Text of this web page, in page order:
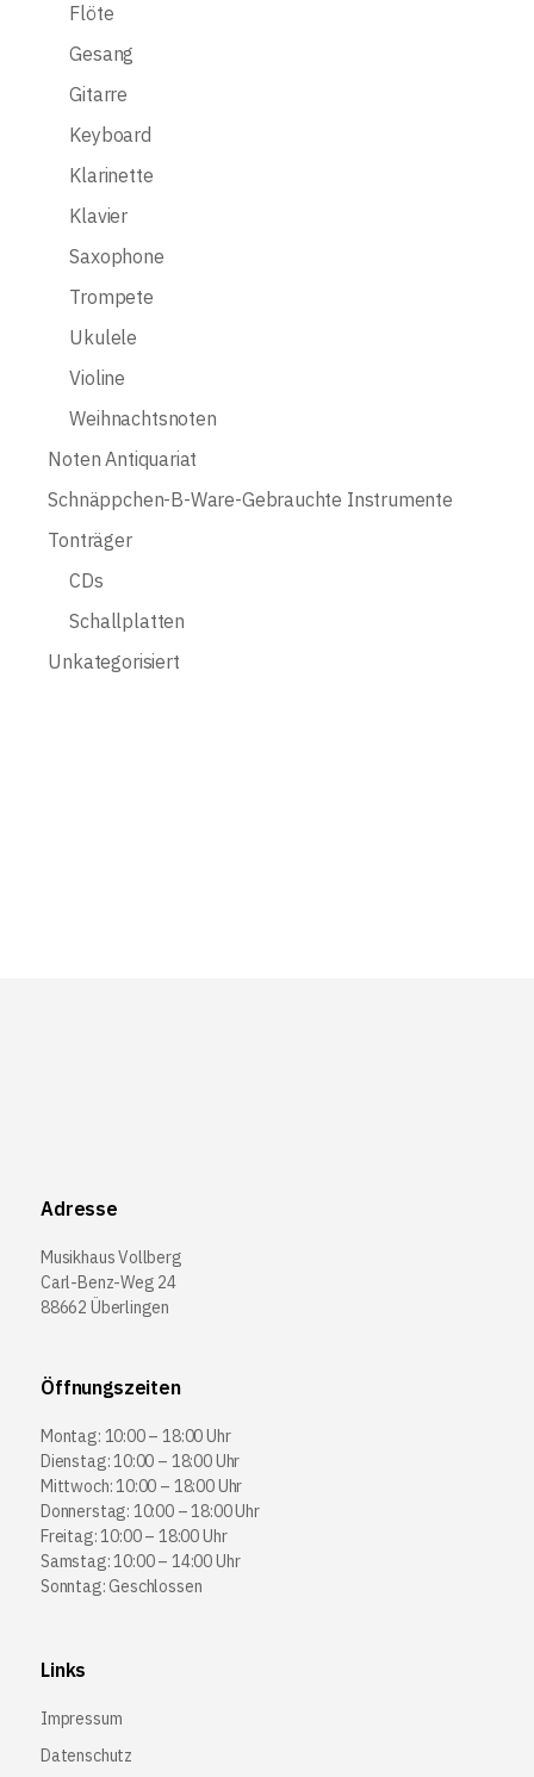
Flöte
Gesang
Gitarre
Keyboard
Klarinette
Klavier
Saxophone
Trompete
Ukulele
Violine
Weihnachtsnoten
Noten Antiquariat
Schnäppchen-B-Ware-Gebrauchte Instrumente
Tonträger
CDs
Schallplatten
Unkategorisiert
Adresse
Musikhaus Vollberg
Carl-Benz-Weg 24
88662 Überlingen
Öffnungszeiten
Montag: 10:00 – 18:00 Uhr
Dienstag: 10:00 – 18:00 Uhr
Mittwoch: 10:00 – 18:00 Uhr
Donnerstag: 10:00 – 18:00 Uhr
Freitag: 10:00 – 18:00 Uhr
Samstag: 10:00 – 14:00 Uhr
Sonntag: Geschlossen
Links
Impressum
Datenschutz